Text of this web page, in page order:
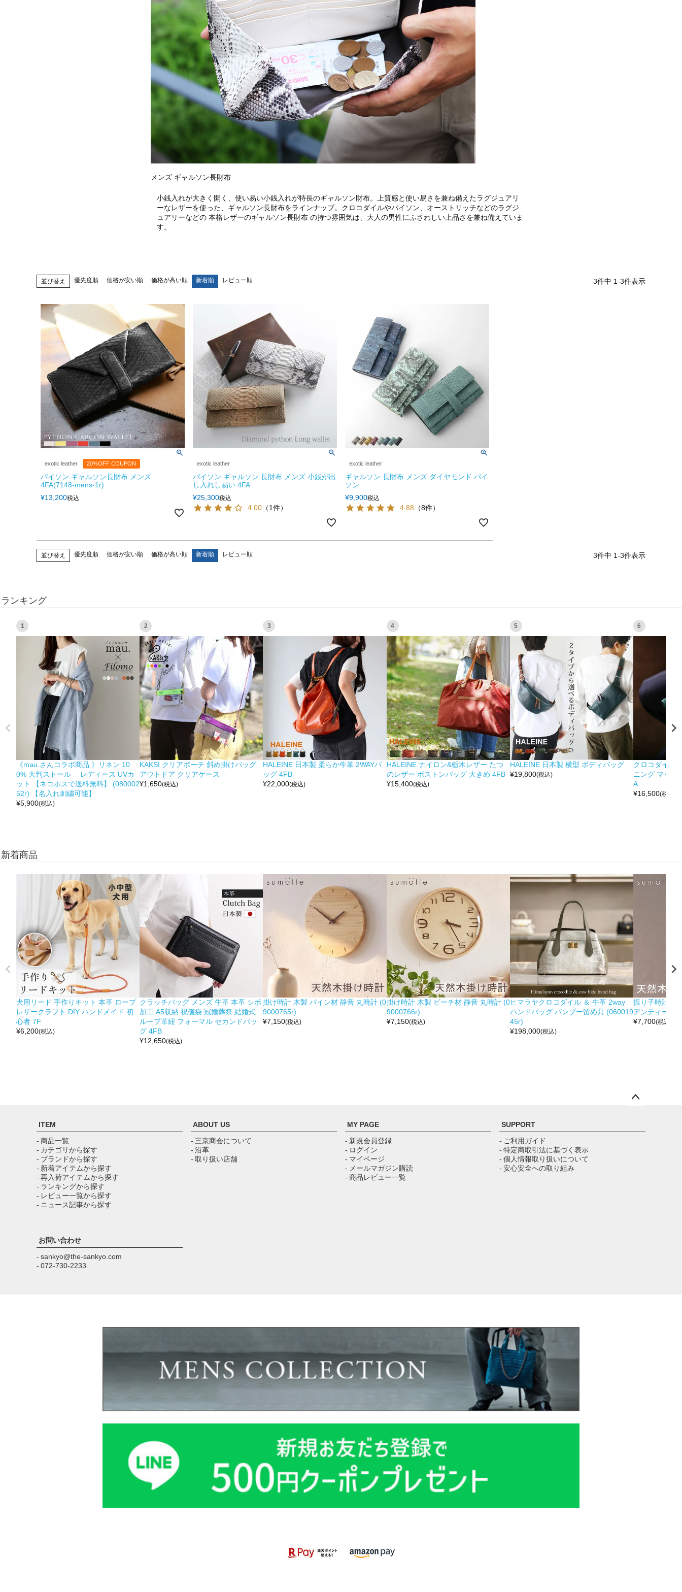
メンズ ギャルソン長財布
小銭入れが大きく開く、使い易い小銭入れが特長のギャルソン財布。上質感と使い易さを兼ね備えたラグジュアリ
ーなレザーを使った、ギャルソン長財布をラインナップ。クロコダイルやパイソン、オーストリッチなどのラグジ
ュアリーなどの 本格レザーのギャルソン長財布 の持つ雰囲気は、大人の男性にふさわしい上品さを兼ね備えていま
す。
並び替え 優先度順 価格が安い順 価格が高い順 新着順 レビュー順 3件中 1-3件表示
exotic leather 20%OFF COUPON
パイソン ギャルソン長財布 メンズ
4FA(7148-mens-1r)
¥13,200税込
exotic leather
パイソン ギャルソン 長財布 メンズ 小銭が出
し入れし易い 4FA
¥25,300税込
4.00 （1件）
exotic leather
ギャルソン 長財布 メンズ ダイヤモンド パイ
ソン
¥9,900税込
4.88 （8件）
並び替え 優先度順 価格が安い順 価格が高い順 新着順 レビュー順 3件中 1-3件表示
ランキング
1
《mau.さんコラボ商品 》リネン 10
0% 大判ストール レディース UVカ
ット 【ネコポスで送料無料】 (080002
52r) 【名入れ刺繍可能】
¥5,900(税込)
2
KAKSI クリアポーチ 斜め掛けバッグ
アウトドア クリアケース
¥1,650(税込)
3
HALEINE 日本製 柔らか牛革 2WAYバ
ッグ 4FB
¥22,000(税込)
4
HALEINE ナイロン&栃木レザー たつ
のレザー ボストンバッグ 大きめ 4FB
¥15,400(税込)
5
HALEINE 日本製 横型 ボディバッグ
¥19,800(税込)
6
クロコダイル
ニング マット
A
¥16,500(税込)
新着商品
犬用リード 手作りキット 本革 ロープ
レザークラフト DIY ハンドメイド 初
心者 7F
¥6,200(税込)
クラッチバッグ メンズ 牛革 本革 シボ
加工 A5収納 祝儀袋 冠婚葬祭 結婚式
ループ革紐 フォーマル セカンドバッ
グ 4FB
¥12,650(税込)
掛け時計 木製 パイン材 静音 丸時計 (0
9000765r)
¥7,150(税込)
掛け時計 木製 ビーチ材 静音 丸時計 (0
9000766r)
¥7,150(税込)
ヒマラヤクロコダイル ＆ 牛革 2way
ハンドバッグ バンブー留め具 (060019
45r)
¥198,000(税込)
振り子時計 木
アンティーク
¥7,700(税込)
ップ
ITEM
- 商品一覧
- カテゴリから探す
- ブランドから探す
- 新着アイテムから探す
- 再入荷アイテムから探す
- ランキングから探す
- レビュー一覧から探す
- ニュース記事から探す
ABOUT US
- 三京商会について
- 沿革
- 取り扱い店舗
MY PAGE
- 新規会員登録
- ログイン
- マイページ
- メールマガジン購読
- 商品レビュー一覧
SUPPORT
- ご利用ガイド
- 特定商取引法に基づく表示
- 個人情報取り扱いについて
- 安心安全への取り組み
お問い合わせ
- sankyo@the-sankyo.com
- 072-730-2233